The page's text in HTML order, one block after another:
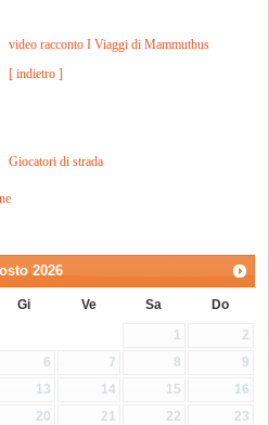
video racconto I Viaggi di Mammutbus
[ indietro ]
Giocatori di strada
2026
Gi Ve Sa Do
1
2
6 7 8
9
13 14 15
16
20 21 22
23